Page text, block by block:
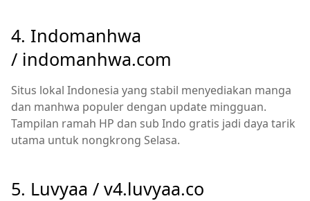
4. Indomanhwa
/ indomanhwa.com
Situs lokal Indonesia yang stabil menyediakan manga
dan manhwa populer dengan update mingguan.
Tampilan ramah HP dan sub Indo gratis jadi daya tarik
utama untuk nongkrong Selasa.
5. Luvyaa / v4.luvyaa.co